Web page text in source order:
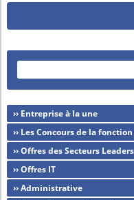
›› Entreprise à la une
›› Les Concours de la
›› Offres des Secteurs Leaders
›› Offres IT
›› Administrative